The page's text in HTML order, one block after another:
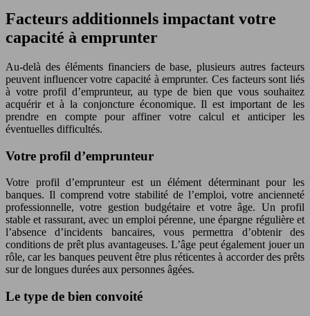
Facteurs additionnels impactant votre
capacité à emprunter
Au-delà des éléments financiers de base, plusieurs autres facteurs
peuvent influencer votre capacité à emprunter. Ces facteurs sont liés
à votre profil d’emprunteur, au type de bien que vous souhaitez
acquérir et à la conjoncture économique. Il est important de les
prendre en compte pour affiner votre calcul et anticiper les
éventuelles difficultés.
Votre profil d’emprunteur
Votre profil d’emprunteur est un élément déterminant pour les
banques. Il comprend votre stabilité de l’emploi, votre ancienneté
professionnelle, votre gestion budgétaire et votre âge. Un profil
stable et rassurant, avec un emploi pérenne, une épargne régulière et
l’absence d’incidents bancaires, vous permettra d’obtenir des
conditions de prêt plus avantageuses. L’âge peut également jouer un
rôle, car les banques peuvent être plus réticentes à accorder des prêts
sur de longues durées aux personnes âgées.
Le type de bien convoité